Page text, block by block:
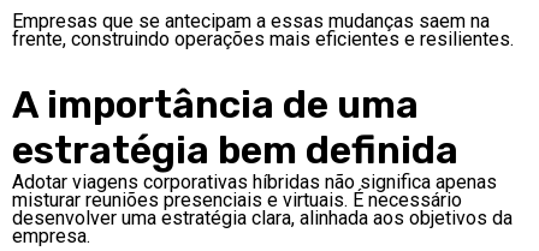
Empresas que se antecipam a essas mudanças saem na
frente, construindo operações mais eficientes e resilientes.
A importância de uma
estratégia bem definida
Adotar viagens corporativas híbridas não significa apenas
misturar reuniões presenciais e virtuais. É necessário
desenvolver uma estratégia clara, alinhada aos objetivos da
empresa.